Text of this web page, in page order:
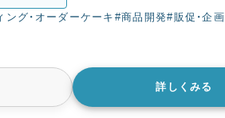
ング・オーダーケーキ #商品開発#販促・企画
詳しくみる